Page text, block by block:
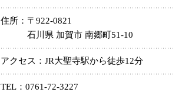
住所
〒922-0821
石川県 加賀市 南郷町51-10
アクセス JR大聖寺駅から徒歩12分
TEL 0761-72-3227